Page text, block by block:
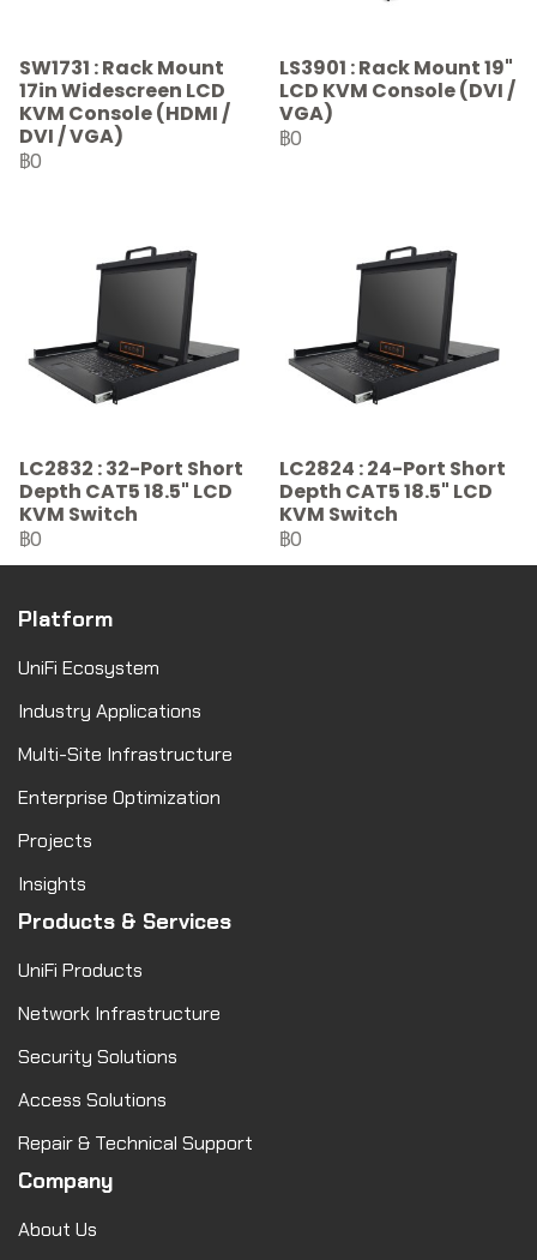
SW1731 : Rack Mount
17in Widescreen LCD
KVM Console (HDMI /
DVI / VGA)
฿0
LS3901 : Rack Mount 19"
LCD KVM Console (DVI /
VGA)
฿0
LC2832 : 32-Port Short
Depth CAT5 18.5" LCD
KVM Switch
฿0
LC2824 : 24-Port Short
Depth CAT5 18.5" LCD
KVM Switch
฿0
Platform
UniFi Ecosystem
Industry Applications
Multi-Site Infrastructure
Enterprise Optimization
Projects
Insights
Products & Services
UniFi Products
Network Infrastructure
Security Solutions
Access Solutions
Repair & Technical Support
Company
About Us